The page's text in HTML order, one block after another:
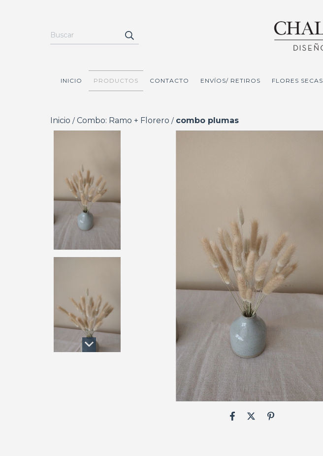
INICIO PRODUCTOS CONTACTO ENVÍOS/ RETIROS FLORES SECAS
Inicio / Combo: Ramo + Florero / combo plumas